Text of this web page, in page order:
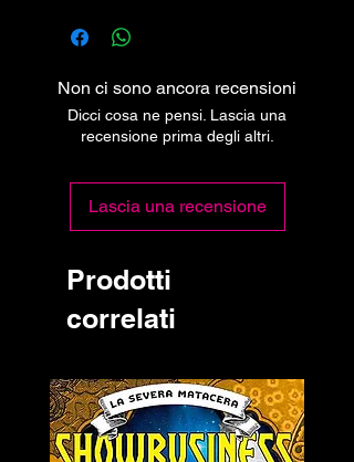
Non ci sono ancora recensioni
Dicci cosa ne pensi. Lascia una
recensione prima degli altri.
Lascia una recensione
Prodotti
correlati